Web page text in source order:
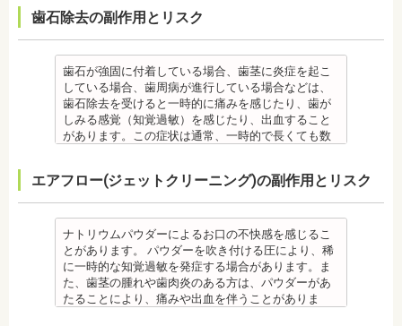
あります。特に切歯（せっし：上下前歯各4本）、歯
の凸凹が大きい患者様の場合、発症する事がありま
す。
・顎の成長に合わせて歯並びを治していくため、一
時的に歯並びが悪い状態になることもあります。
・大人になってから再度矯正が必要になることがあ
ります。
・定期的な通院などにご協力いただけない場合、治
療の結果に差が出る場合があります。
・固いものが一時的に噛めなくなることがありま
す。また、ガムや餅など、装置に引っかかるものが
食べられなくなることもあります。
・装置が壊れることがあります。その際は歯科医師
に相談してください。
・個人差がありますが、矯正装置にかなりのストレ
スを受ける患者さんもいます。
・矯正中は、器具を装着するため、食べかすが詰ま
気、不眠など不定愁訴が起こる場合がありますの
で、鎮痛剤、吐き気止め等、歯科医師の指示のもと
服用する場合があります。
・治療中と治療後の見た目に個人差が大きくあらわ
れる治療です。また、歯科医師との見解の相違も起
こりえます。歯科医師とよくご相談ください。
・矯正力が強すぎると、歯の根が短くなる「歯根吸
収」が起こるリスクが高くなります。
・歯や骨の状態、歯の動きを妨げる癖があった場
期間が長くなる場合があります。
・矯正治療では、歯肉が下がる場合（歯肉退縮）が
あります。特に切歯（せっし：上下前歯各4本）、歯
の凸凹が大きい患者様の場合、発症する事がありま
す。
・個人差により治療期間が数年かかることがありま
す。
・固いものが一時的に噛めなくなります。また、ガ
ムや餅など、装置に引っかかるものが食べられなく
が崩れることで、口が大きく開かない、食事を噛む
ときに痛みが出る顎関節症を発症する場合がありま
す。他にも自律神経失調症になることもあります。
います。
・矯正終了後に矯正箇所が元に戻る場合もありま
す。
その他
・治したい部分の一部の歯並びにのみ対応できま
を進めることができない場合もあります。
・矯正中、頭痛、首や肩のこり、強い倦怠感、吐き
気、不眠など不定愁訴が起こる場合がありますの
で、鎮痛剤、吐き気止め等、歯科医師の指示のもと
服用する場合があります。
・治療中と治療後の見た目に個人差が大きくあらわ
れる治療です。また、歯科医師との見解の相違も起
こりえます。歯科医師とよくご相談ください。
・矯正力が強すぎると、歯の根が短くなる「歯根吸
・心臓の疾患、骨粗鬆症等、内科的にインプラント
・歯がない箇所のリカバリー治療ですが、その欠損
箇所のみの治療ではなく、全体のかみ合わせを提案
してくれる方針を選択するとよいでしょう。
・手術ではありますが、麻酔を行うため、手術中に
痛みを感じることは基本的にありません。
先生
【プロフィール】
日本大学歯学部卒業
歯学博士（口腔外科学）
日本大学歯学部非常勤講師
社会福祉法人富士白苑理事
歯学博士（口腔外科学）
す。また、歯科のクリーニングだけでは、虫歯や歯
周病の予防にはなりません。
毎日のブラッシングなどは継続して行う必要があり
ます。
備考
自宅で、歯磨きをしていても、落とすことの出来な
い汚れや、歯石の元となる歯垢・バイオフィルムを
歯科で専門の機器・技術によって除去する技術で
防に効果的です。
日本歯科大学新潟生命歯学部卒業
新潟大学医歯学総合病院にて研修
都内歯科医院にて勤務
歯石除去の副作用とリスク
歯石が強固に付着している場合、歯茎に炎症を起こ
している場合、歯周病が進行している場合などは、
歯石除去を受けると一時的に痛みを感じたり、歯が
しみる感覚（知覚過敏）を感じたり、出血すること
があります。この症状は通常、一時的で長くても数
鳴り響きます。機器は歯石が多い人、広範囲に歯石
が付いている人に使われるのですが、高音が苦手な
人は音を我慢する必要があります。
備考
歯石とは、歯垢が石のように固くなって歯と歯の間
や歯の表面、歯茎と歯の隙間などにこびりついたも
のです。唾液腺開口部の近くにある歯に特に着きや
すく、具体的には「下の前歯の裏側」や「上の奥歯
エアフロー(ジェットクリーニング)の副作用とリスク
ナトリウムパウダーによるお口の不快感を感じるこ
とがあります。 パウダーを吹き付ける圧により、稀
に一時的な知覚過敏を発症する場合があります。ま
た、歯茎の腫れや歯肉炎のある方は、パウダーがあ
たることにより、痛みや出血を伴うことがありま